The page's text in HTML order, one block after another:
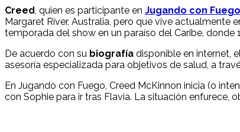
Creed , quien es participante en Jugando con Fuego
Margaret River, Australia, pero que vive actualmente
temporada del show en un paraíso del Caribe,
De acuerdo con su biografía disponible en internet,
asesoría especializada para objetivos de salud, a
En Jugando con Fuego, Creed McKinnon inicia (o
con Sophie para ir tras Flavia. La situación enfurece,